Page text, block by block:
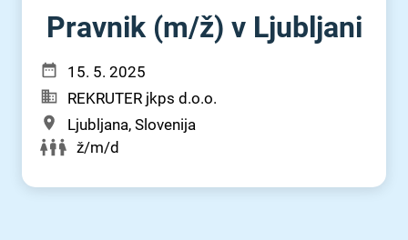
Pravnik (m⁠/⁠ž) v Ljubljani
15. 5. 2025
REKRUTER jkps d.o.o.
Ljubljana, Slovenija
ž/m/d